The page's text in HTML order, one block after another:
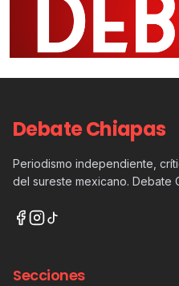
Debate Chiapas
Periodismo independiente,
del sureste mexicano. Debate
Secciones